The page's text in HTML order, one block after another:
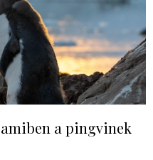
a pingvinek